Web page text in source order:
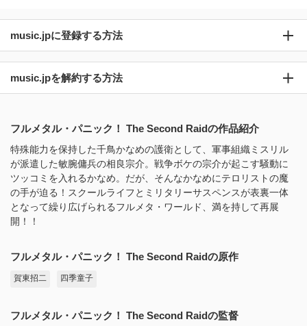
music.jpに登録する方法
music.jpを解約する方法
フルメタル・パニック！ The Second Raidの作品紹介
特殊能力を保持した千鳥かなめの護衛として、軍事組織ミスリル
が派遣した敏腕傭兵の相良宗介。戦争ボケの宗介が起こす騒動に
ツッコミを入れるかなめ。だが、そんなかなめにテロリストの魔
の手が迫る！スクールライフとミリタリーサスペンスが表裏一体
となって繰り広げられるフルメタ・ワールド、満を持して再展
開！！
フルメタル・パニック！ The Second Raidの原作
賀東招二 四季童子
フルメタル・パニック！ The Second Raidの監督